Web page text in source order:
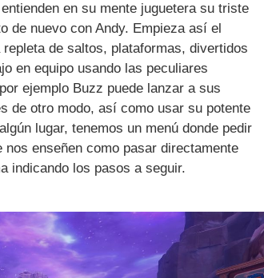
en su mente juguetera su triste
de nuevo con Andy. Empieza así el
de saltos, plataformas, divertidos
en equipo usando las peculiares
ejemplo Buzz puede lanzar a sus
de otro modo, así como usar su potente
lugar, tenemos un menú donde pedir
enseñen como pasar directamente
indicando los pasos a seguir.